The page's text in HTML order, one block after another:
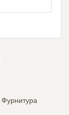
Фурнитура